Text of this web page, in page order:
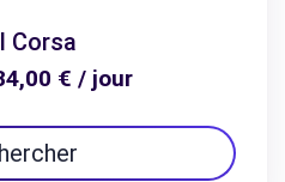
Corsa
€ / jour